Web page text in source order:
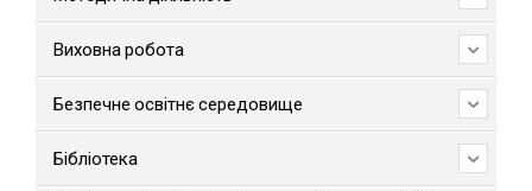
Виховна робота
Безпечне освітнє середовище
Бібліотека